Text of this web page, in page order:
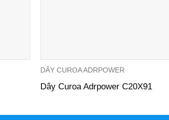
DÂY CUROA ADRPOWER
Dây Curoa Adrpower C20X91